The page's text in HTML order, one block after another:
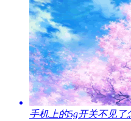
手机上的5g开关不见